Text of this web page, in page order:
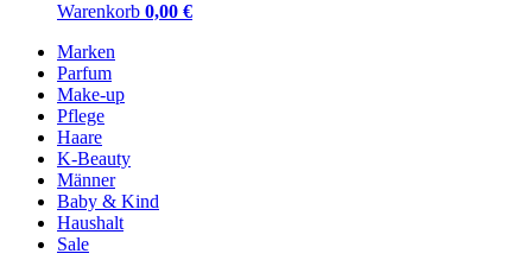
Warenkorb 0,00 €
Marken
Parfum
Make-up
Pflege
Haare
K-Beauty
Männer
Baby & Kind
Haushalt
Sale